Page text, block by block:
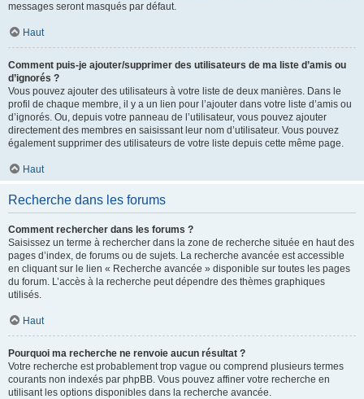
messages seront masqués par défaut.
Haut
Comment puis-je ajouter/supprimer des utilisateurs de ma liste d’amis ou
d’ignorés ?
Vous pouvez ajouter des utilisateurs à votre liste de deux manières. Dans le
profil de chaque membre, il y a un lien pour l’ajouter dans votre liste d’amis ou
d’ignorés. Ou, depuis votre panneau de l’utilisateur, vous pouvez ajouter
directement des membres en saisissant leur nom d’utilisateur. Vous pouvez
également supprimer des utilisateurs de votre liste depuis cette même page.
Haut
Recherche dans les forums
Comment rechercher dans les forums ?
Saisissez un terme à rechercher dans la zone de recherche située en haut des
pages d’index, de forums ou de sujets. La recherche avancée est accessible
en cliquant sur le lien « Recherche avancée » disponible sur toutes les pages
du forum. L’accès à la recherche peut dépendre des thèmes graphiques
utilisés.
Haut
Pourquoi ma recherche ne renvoie aucun résultat ?
Votre recherche est probablement trop vague ou comprend plusieurs termes
courants non indexés par phpBB. Vous pouvez affiner votre recherche en
utilisant les options disponibles dans la recherche avancée.